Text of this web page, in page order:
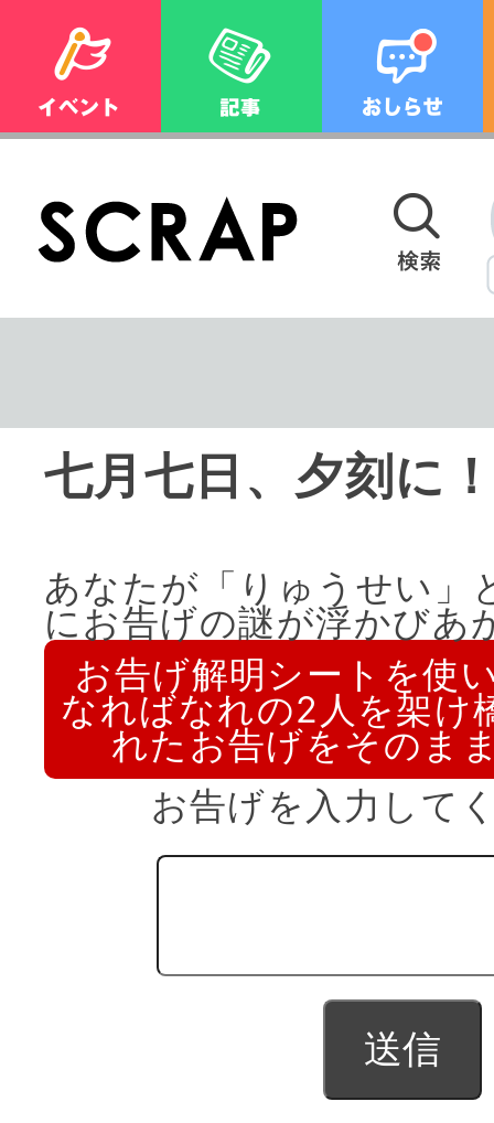
七月七日、夕刻に
あなたが「りゅうせい」
にお告げの謎が浮かびあ
お告げ解明シートを使
なればなれの2人を架け
れたお告げをそのま
お告げを入力して